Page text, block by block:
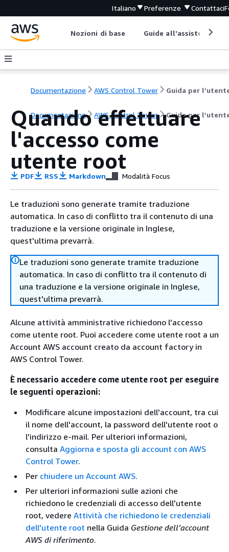
Italiano Preferenze Contattaci
Nozioni di base Guide all'assistenza
Documentazione AWS Control Tower Guida per
Documentazione AWS Control Tower Guida per
Quando effettuare
l'accesso come
utente root
PDF RSS Markdown Modalità Focus
Le traduzioni sono generate tramite traduzione
automatica. In caso di conflitto tra il contenuto di una
traduzione e la versione originale in Inglese,
quest'ultima prevarrà.
Le traduzioni sono generate tramite traduzione
automatica. In caso di conflitto tra il contenuto di
una traduzione e la versione originale in Inglese,
quest'ultima prevarrà.
Alcune attività amministrative richiedono l'accesso
come utente root. Puoi accedere come utente root a un
Account AWS account creato da account factory in
AWS Control Tower.
È necessario accedere come utente root per eseguire
le seguenti operazioni:
Modificare alcune impostazioni dell'account, tra cui
il nome dell'account, la password dell'utente root o
l'indirizzo e-mail. Per ulteriori informazioni,
consulta Aggiorna e sposta gli account con AWS
Control Tower.
Per chiudere un Account AWS.
Per ulteriori informazioni sulle azioni che
richiedono le credenziali di accesso dell'utente
root, vedere Attività che richiedono le credenziali
dell'utente root nella Guida Gestione dell’account
AWS di riferimento.